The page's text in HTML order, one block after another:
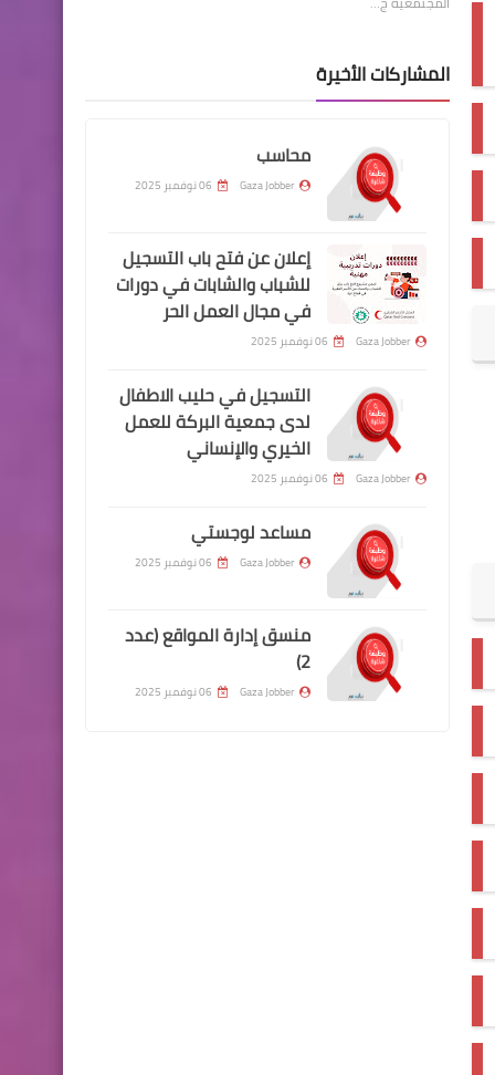
المشاركات الأخيرة
محاسب
Gaza Jobber 06 نوفمبر 2025
إعلان عن فتح باب التسجيل
للشباب والشابات في دورات
في مجال العمل الحر
Gaza Jobber 06 نوفمبر 2025
التسجيل في حليب الاطفال
لدى جمعية البركة للعمل
الخيري والإنساني
Gaza Jobber 06 نوفمبر 2025
مساعد لوجستي
Gaza Jobber 06 نوفمبر 2025
منسق إدارة المواقع (عدد
2)
Gaza Jobber 06 نوفمبر 2025